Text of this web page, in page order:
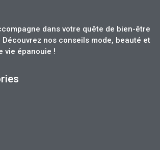
dans votre quête de bien-être
Découvrez nos conseils mode, beauté et
vie épanouie !